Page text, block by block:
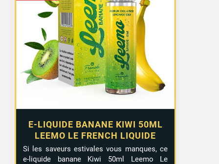
E-LIQUIDE BANANE KIWI 50ML
LEEMO LE FRENCH LIQUIDE
Si les saveurs estivales vous manques, ce
e-liquide banane Kiwi 50ml Leemo Le